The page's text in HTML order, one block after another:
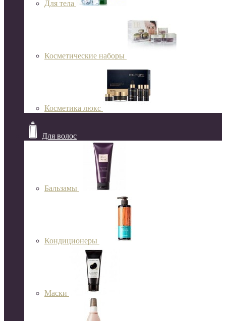
Для тела
Косметические наборы
Косметика люкс
Для волос
Бальзамы
Кондиционеры
Маски